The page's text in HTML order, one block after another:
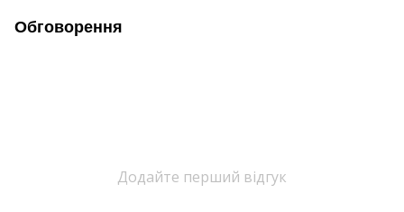
Обговорення
Додайте перший відгук